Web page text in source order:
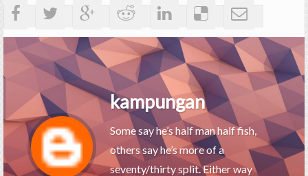
kampungan
Some say he’s half man half fish,
others say he’s more of a
seventy/thirty split. Either way